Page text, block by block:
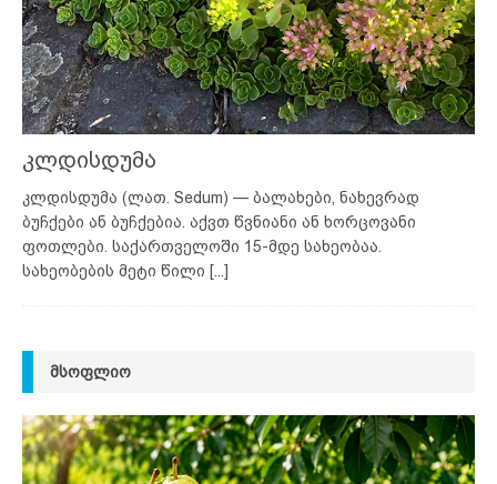
კლდისდუმა
კლდისდუმა (ლათ. Sedum) — ბალახები, ნახევრად
ბუჩქები ან ბუჩქებია. აქვთ წვნიანი ან ხორცოვანი
ფოთლები. საქართველოში 15-მდე სახეობაა.
სახეობების მეტი წილი [...]
ᲛᲡᲝᲤᲚᲘᲝ